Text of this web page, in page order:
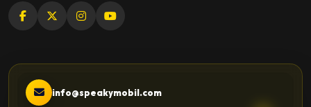
info@speakymobil.com